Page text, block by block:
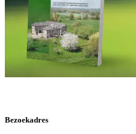
Bezoekadres